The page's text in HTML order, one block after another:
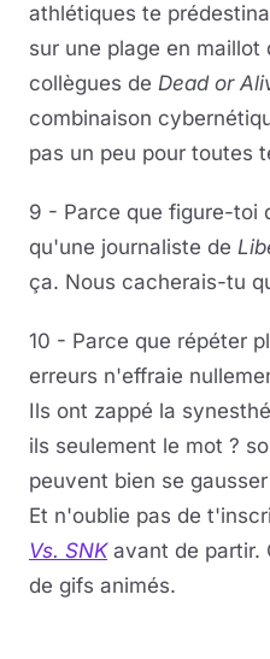
athlétiques te
sur une plage en maillot
collègues de Dead or
combinaison
pas un peu pour toutes
9 - Parce que figure-toi
qu'une journaliste de
ça. Nous cacherais-tu
10 - Parce que répéter
erreurs n'effraie
Ils ont zappé la
ils seulement le mot ?
peuvent bien se
Et n'oublie pas de
Vs. SNKavant de partir.
de gifs animés.